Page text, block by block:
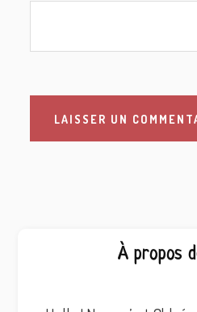
À propos